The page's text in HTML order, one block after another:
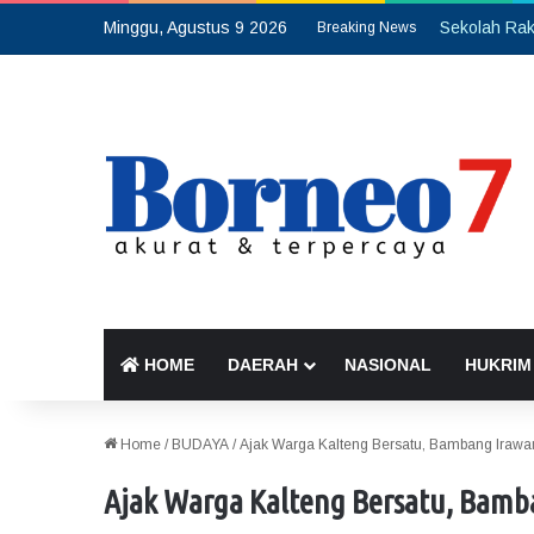
Minggu, Agustus 9 2026 Breaking News
HOME DAERAH NASIONAL HUKRIM
Home / BUDAYA / Ajak Warga Kalteng Bersatu, Bambang
Ajak Warga Kalteng Bersatu,